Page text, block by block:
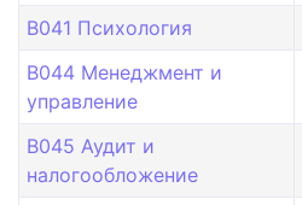
B041 Психология
B044 Менеджмент и
управление
B045 Аудит и
налогообложение